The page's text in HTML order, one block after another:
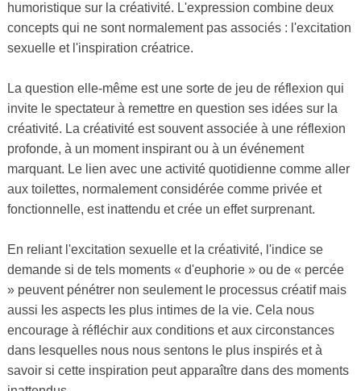
humoristique sur la créativité. L'expression combine deux
concepts qui ne sont normalement pas associés : l'excitation
sexuelle et l'inspiration créatrice.
La question elle-même est une sorte de jeu de réflexion qui
invite le spectateur à remettre en question ses idées sur la
créativité. La créativité est souvent associée à une réflexion
profonde, à un moment inspirant ou à un événement
marquant. Le lien avec une activité quotidienne comme aller
aux toilettes, normalement considérée comme privée et
fonctionnelle, est inattendu et crée un effet surprenant.
En reliant l'excitation sexuelle et la créativité, l'indice se
demande si de tels moments « d'euphorie » ou de « percée
» peuvent pénétrer non seulement le processus créatif mais
aussi les aspects les plus intimes de la vie. Cela nous
encourage à réfléchir aux conditions et aux circonstances
dans lesquelles nous nous sentons le plus inspirés et à
savoir si cette inspiration peut apparaître dans des moments